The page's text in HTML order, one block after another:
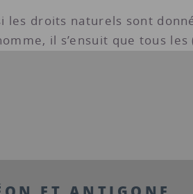
les droits naturels sont
il s’ensuit que tous les